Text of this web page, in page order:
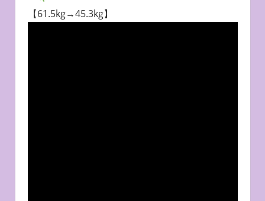
【61.5kg→45.3kg】